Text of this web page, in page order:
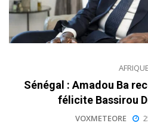
AFRIQUE
Sénégal : Amadou Ba
félicite Bassirou
VOXMETEORE